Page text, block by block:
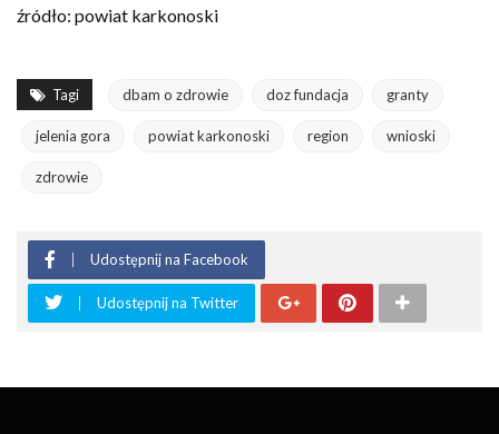
źródło: powiat karkonoski
Tagi dbam o zdrowie doz fundacja granty
jelenia gora powiat karkonoski region wnioski
zdrowie
Udostępnij na Facebook
Udostępnij na Twitter